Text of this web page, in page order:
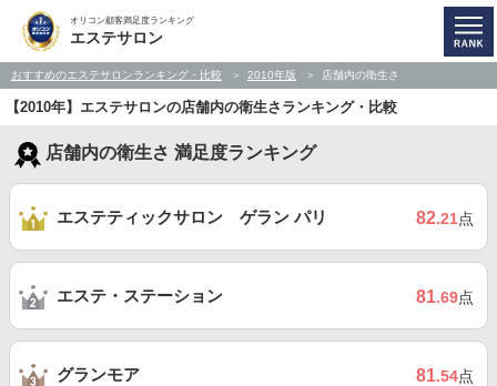
オリコン顧客満足度ランキング
エステサロン
おすすめのエステサロンランキング・比較 2010年版 店舗内の衛生さ
【2010年】エステサロンの店舗内の衛生さランキング・比較
店舗内の衛生さ 満足度ランキング
エステティックサロン ゲラン パリ 82.21点
エステ・ステーション 81.69点
グランモア 81.54点